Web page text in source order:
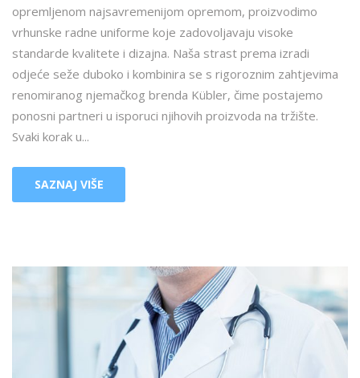
opremljenom najsavremenijom opremom, proizvodimo
vrhunske radne uniforme koje zadovoljavaju visoke
standarde kvalitete i dizajna. Naša strast prema izradi
odjeće seže duboko i kombinira se s rigoroznim zahtjevima
renomiranog njemačkog brenda Kübler, čime postajemo
ponosni partneri u isporuci njihovih proizvoda na tržište.
Svaki korak u...
SAZNAJ VIŠE